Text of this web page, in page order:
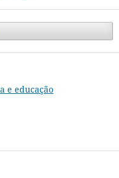
e educação